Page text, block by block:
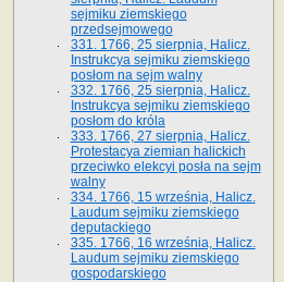
sejmiku ziemskiego
przedsejmowego
331. 1766, 25 sierpnia, Halicz.
Instrukcya sejmiku ziemskiego
posłom na sejm walny
332. 1766, 25 sierpnia, Halicz.
Instrukcya sejmiku ziemskiego
posłom do króla
333. 1766, 27 sierpnia, Halicz.
Protestacya ziemian halickich
przeciwko elekcyi posła na sejm
walny
334. 1766, 15 września, Halicz.
Laudum sejmiku ziemskiego
deputackiego
335. 1766, 16 września, Halicz.
Laudum sejmiku ziemskiego
gospodarskiego